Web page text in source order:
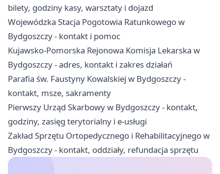
bilety, godziny kasy, warsztaty i dojazd
Wojewódzka Stacja Pogotowia Ratunkowego w
Bydgoszczy - kontakt i pomoc
Kujawsko-Pomorska Rejonowa Komisja Lekarska w
Bydgoszczy - adres, kontakt i zakres działań
Parafia św. Faustyny Kowalskiej w Bydgoszczy -
kontakt, msze, sakramenty
Pierwszy Urząd Skarbowy w Bydgoszczy - kontakt,
godziny, zasięg terytorialny i e-usługi
Zakład Sprzętu Ortopedycznego i Rehabilitacyjnego w
Bydgoszczy - kontakt, oddziały, refundacja sprzętu